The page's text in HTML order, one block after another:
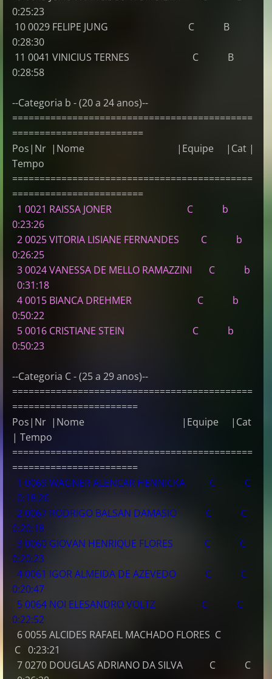
0:25:23
10 0029 FELIPE JUNG C B
0:28:30
11 0041 VINICIUS TERNES C B
0:28:58
--Categoria b - (20 a 24 anos)--
============================================
========================
Pos|Nr |Nome |Equipe |Cat |
Tempo
============================================
========================
1 0021 RAISSA JONER C b
0:23:26
2 0025 VITORIA LISIANE FERNANDES C b
0:26:25
3 0024 VANESSA DE MELLO RAMAZZINI C b
0:31:18
4 0015 BIANCA DREHMER C b
0:50:22
5 0016 CRISTIANE STEIN C b
0:50:23
--Categoria C - (25 a 29 anos)--
============================================
=======================
Pos|Nr |Nome |Equipe |Cat
| Tempo
============================================
=======================
1 0069 WAGNER ALENCAR HENNICKA C C
0:18:26
2 0067 RODRIGO BALSAN DAMASIO C C
0:20:18
3 0060 GIOVAN HENRIQUE FLORES C C
0:20:23
4 0061 IGOR ALMEIDA DE AZEVEDO C C
0:20:47
5 0064 NOI ELESANDRO VOLTZ C C
0:22:52
6 0055 ALCIDES RAFAEL MACHADO FLORES C
C 0:23:21
7 0270 DOUGLAS ADRIANO DA SILVA C C